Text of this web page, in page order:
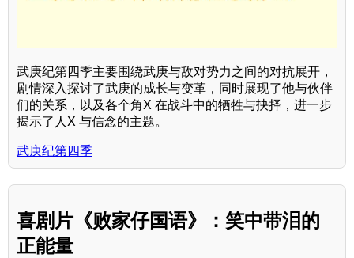
武庚纪第四季主要围绕武庚与敌对势力之间的对抗展开，
剧情深入探讨了武庚的成长与变革，同时展现了他与伙伴
们的关系，以及各个角X 在战斗中的牺牲与抉择，进一步
揭示了人X 与信念的主题。
武庚纪第四季
喜剧片《败家仔国语》：笑中带泪的
正能量